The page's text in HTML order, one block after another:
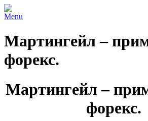
Menu
Мартингейл –
форекс.
Мартингейл –
форекс.